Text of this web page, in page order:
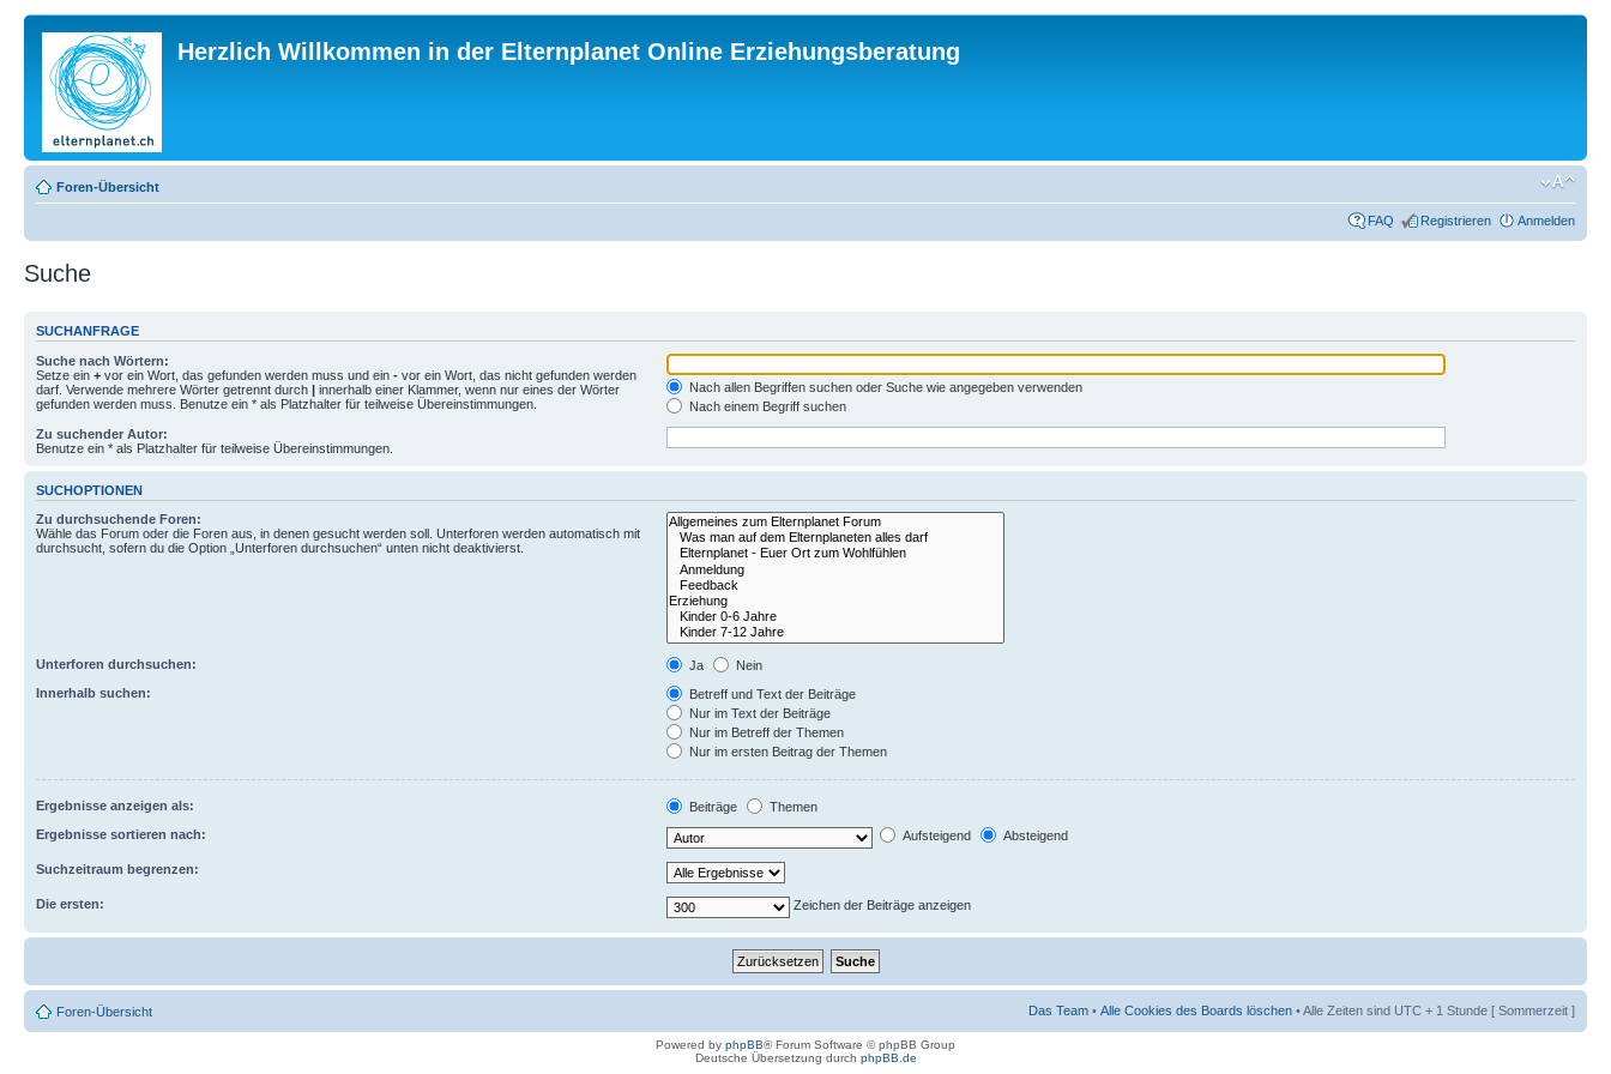
Herzlich Willkommen in der Elternplanet Online Erziehungsberatung
Foren-Übersicht
FAQ Registrieren Anmelden
Suche
SUCHANFRAGE
Suche nach Wörtern:
Setze ein + vor ein Wort, das gefunden werden muss und ein - vor ein Wort, das nicht gefunden werden
darf. Verwende mehrere Wörter getrennt durch | innerhalb einer Klammer, wenn nur eines der Wörter
gefunden werden muss. Benutze ein * als Platzhalter für teilweise Übereinstimmungen.
Nach allen Begriffen suchen oder Suche wie angegeben verwenden
Nach einem Begriff suchen
Zu suchender Autor:
Benutze ein * als Platzhalter für teilweise Übereinstimmungen.
SUCHOPTIONEN
Zu durchsuchende Foren:
Wähle das Forum oder die Foren aus, in denen gesucht werden soll. Unterforen werden automatisch mit
durchsucht, sofern du die Option „Unterforen durchsuchen“ unten nicht deaktivierst.
Unterforen durchsuchen: Ja
Nein
Innerhalb suchen:
Betreff und Text der Beiträge
Nur im Text der Beiträge
Nur im Betreff der Themen
Nur im ersten Beitrag der Themen
Ergebnisse anzeigen als: Beiträge
Themen
Ergebnisse sortieren nach:
Aufsteigend Absteigend
Suchzeitraum begrenzen:
Die ersten: Zeichen der Beiträge anzeigen
Foren-Übersicht Das Team • Alle Cookies des Boards löschen • Alle Zeiten sind UTC + 1 Stunde [ Sommerzeit ]
Powered by phpBB® Forum Software © phpBB Group
Deutsche Übersetzung durch phpBB.de